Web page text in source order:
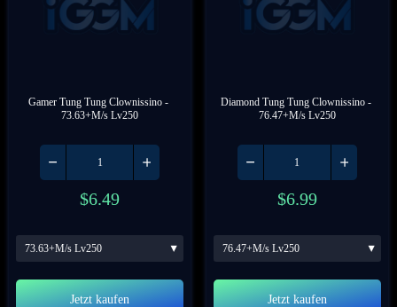
Gamer Tung Tung Clownissino -
73.63+M/s Lv250
$6.49
73.63+M/s Lv250
Jetzt kaufen
Diamond Tung Tung Clownissino -
76.47+M/s Lv250
$6.99
76.47+M/s Lv250
Jetzt kaufen